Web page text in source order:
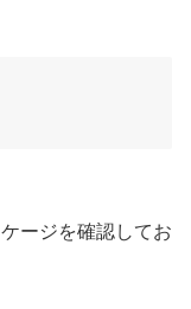
ージを確認してお